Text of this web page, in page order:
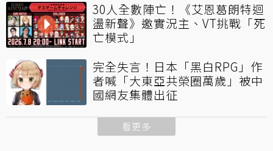
30人全數陣亡！《艾恩葛朗特迴
盪新聲》邀實況主、VT挑戰「死
亡模式」
完全失言！日本「黑白RPG」作
者喊「大東亞共榮圈萬歲」被中
國網友集體出征
看更多